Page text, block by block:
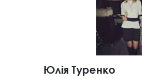
Юлія Туренко